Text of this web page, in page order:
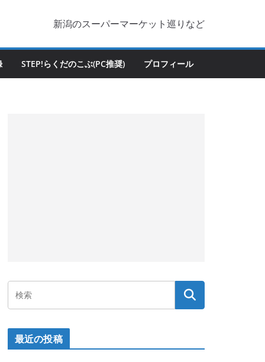
新潟のスーパーマーケット巡りなど
STEP!らくだのこぶ(PC推奨) プロフィール
最近の投稿